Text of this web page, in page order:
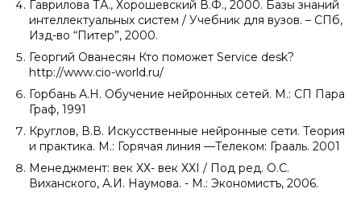
Гаврилова ТА., Хорошевский В.Ф., 2000. Базы знаний
интеллектуальных систем / Учебник для вузов. – СПб,
Изд-во “Питер”, 2000.
Георгий Ованесян Кто поможет Service desk?
http://www.cio-world.ru/
Горбань А.Н. Обучение нейронных сетей. М.: СП Пара
Граф, 1991
Круглов, В.В. Искусственные нейронные сети. Теория
и практика. М.: Горячая линия —Телеком: Грааль. 2001
Менеджмент: век ХХ- век ХХI / Под ред. О.С.
Виханского, А.И. Наумова. - М.: Экономистъ, 2006.